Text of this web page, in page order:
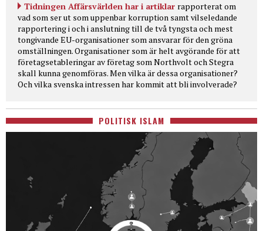
Tidningen Affärsvärlden har i artiklar rapporterat om
vad som ser ut som uppenbar korruption samt vilseledande
rapportering i och i anslutning till de två tyngsta och mest
tongivande EU-organisationer som ansvarar för den gröna
omställningen. Organisationer som är helt avgörande för att
företagsetableringar av företag som Northvolt och Stegra
skall kunna genomföras. Men vilka är dessa organisationer?
Och vilka svenska intressen har kommit att bli involverade?
POLITISK ISLAM